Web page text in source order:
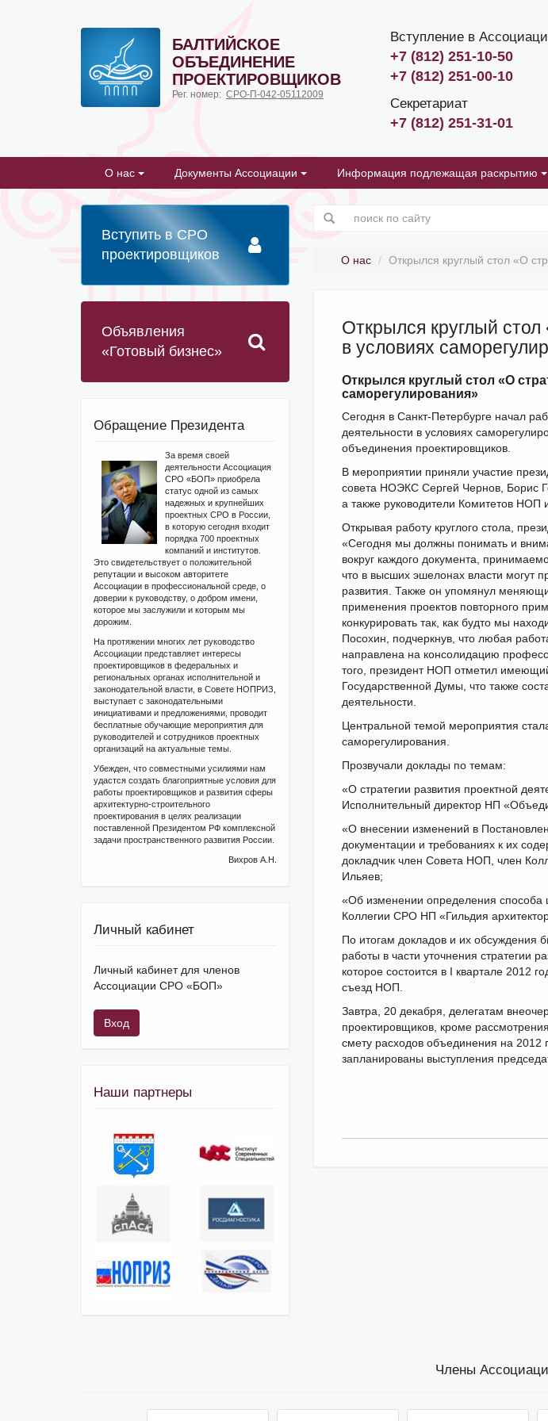
БАЛТИЙСКОЕ
ОБЪЕДИНЕНИЕ
ПРОЕКТИРОВЩИКОВ
Рег. номер: СРО-П-042-05112009
Вступление в
+7 (812) 251-10-50
+7 (812) 251-00-10
Секретариат
+7 (812) 251-31-01
О нас Документы Ассоциации Информация подлежащая раскрытию
О нас Открылся круглый стол «О
Открылся круглый стол
в условиях
Открылся круглый стол «О
саморегулирования»
Сегодня в Санкт-Петербурге начал
деятельности в условиях
объединения проектировщиков.
В мероприятии приняли участие
совета НОЭКС Сергей Чернов, Борис
а также руководители Комитетов
Открывая работу круглого стола,
«Сегодня мы должны понимать и
вокруг каждого документа,
что в высших эшелонах власти могут
развития. Также он упомянул
применения проектов повторного
конкурировать так, как будто мы
Посохин, подчеркнув, что любая
направлена на консолидацию
того, президент НОП отметил
Государственной Думы, что также
деятельности.
Центральной темой мероприятия
саморегулирования.
Прозвучали доклады по темам:
«О стратегии развития проектной
Исполнительный директор НП
«О внесении изменений в
документации и требованиях к их
докладчик член Совета НОП, член
Ильяев;
«Об изменении определения способа
Коллегии СРО НП «Гильдия
По итогам докладов и их
работы в части уточнения стратегии
которое состоится в I квартале 2012
съезд НОП.
Завтра, 20 декабря, делегатам
проектировщиков, кроме
смету расходов объединения на 2012
запланированы выступления
Вступить в СРО
проектировщиков
Объявления
«Готовый бизнес»
Обращение Президента
За время своей
деятельности Ассоциация
СРО «БОП» приобрела
статус одной из самых
надежных и крупнейших
проектных СРО в России,
в которую сегодня входит
порядка 700 проектных
компаний и институтов.
Это свидетельствует о положительной
репутации и высоком авторитете
Ассоциации в профессиональной среде, о
доверии к руководству, о добром имени,
которое мы заслужили и которым мы
дорожим.
На протяжении многих лет руководство
Ассоциации представляет интересы
проектировщиков в федеральных и
региональных органах исполнительной и
законодательной власти, в Совете НОПРИЗ,
выступает с законодательными
инициативами и предложениями, проводит
бесплатные обучающие мероприятия для
руководителей и сотрудников проектных
организаций на актуальные темы.
Убежден, что совместными усилиями нам
удастся создать благоприятные условия для
работы проектировщиков и развития сферы
архитектурно-строительного
проектирования в целях реализации
поставленной Президентом РФ комплексной
задачи пространственного развития России.
Вихров А.Н.
Личный кабинет
Личный кабинет для членов
Ассоциации СРО «БОП»
Вход
Наши партнеры
Члены